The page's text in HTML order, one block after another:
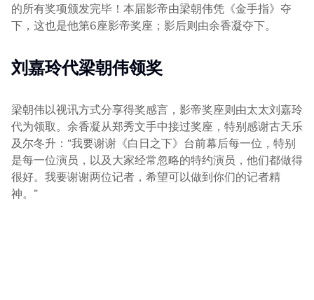
的所有奖项颁发完毕！本届影帝由梁朝伟凭《金手指》夺
下，这也是他第6座影帝奖座；影后则由余香凝夺下。
刘嘉玲代梁朝伟领奖
梁朝伟以视讯方式分享得奖感言，影帝奖座则由太太刘嘉玲
代为领取。余香凝从郑秀文手中接过奖座，特别感谢古天乐
及尔冬升：“我要谢谢《白日之下》台前幕后每一位，特别
是每一位演员，以及大家经常忽略的特约演员，他们都做得
很好。我要谢谢两位记者，希望可以做到你们的记者精
神。”